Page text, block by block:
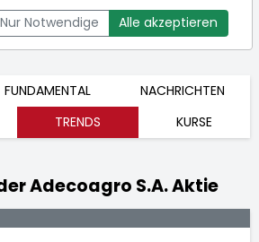
Bid:9,444$Ask:9,583$
FUNDAMENTAL
NACHRICHTEN
TRENDS KURSE
Adecoagro S.A. Aktie
Nur Notwendige Alle akzeptieren